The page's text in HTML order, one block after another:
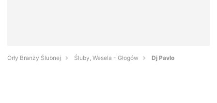
Orły Branży Ślubnej Śluby, Wesela - Głogów Dj Pavlo